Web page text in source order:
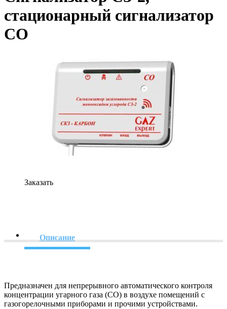
стационарный сигнализатор
CO
Заказать
Описание
Предназначен для непрерывного автоматического контроля
концентрации угарного газа (CО) в воздухе помещений с
газогорелочными приборами и прочими устройствами.